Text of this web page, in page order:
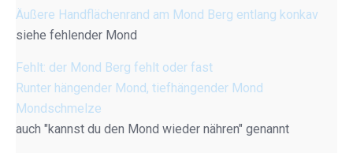
Äußere Handflächenrand am Mond Berg entlang konkav
siehe fehlender Mond
Fehlt: der Mond Berg fehlt oder fast
Runter hängender Mond, tiefhängender Mond
Mondschmelze
auch "kannst du den Mond wieder nähren" genannt